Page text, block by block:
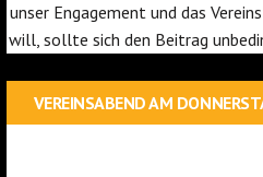
unser Engagement und das
will, sollte sich den Beitrag
VEREINSABEND AM